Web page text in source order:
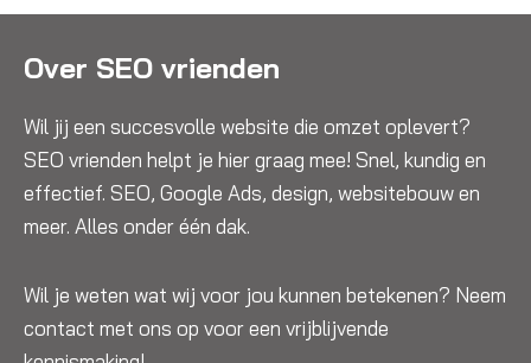
Over SEO vrienden
Wil jij een succesvolle website die omzet oplevert?
SEO vrienden helpt je hier graag mee! Snel, kundig en
effectief. SEO, Google Ads, design, websitebouw en
meer. Alles onder één dak.
Wil je weten wat wij voor jou kunnen betekenen? Neem
contact met ons op voor een vrijblijvende